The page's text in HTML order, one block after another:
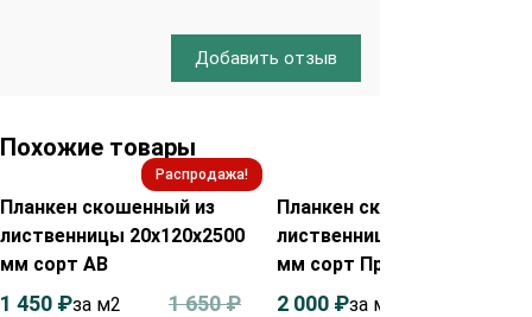
Добавить отзыв
Похожие товары
Распродажа!
Планкен скошенный из
лиственницы 20х120х2500
мм сорт АВ
1 650₽
1 450 ₽за м2
Планкен скошенный из
лиственницы 20х140х2000
мм сорт Прима
2 000 ₽за м²